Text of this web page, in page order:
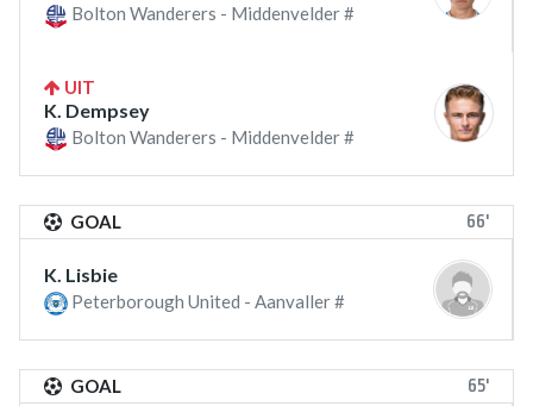
Bolton Wanderers - Middenvelder #
UIT
K. Dempsey
Bolton Wanderers - Middenvelder #
GOAL 66'
K. Lisbie
Peterborough United - Aanvaller #
GOAL 65'